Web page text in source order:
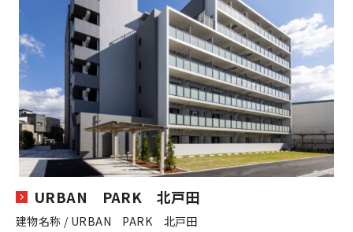
URBAN PARK 北戸田
建物名称 / URBAN PARK 北戸田